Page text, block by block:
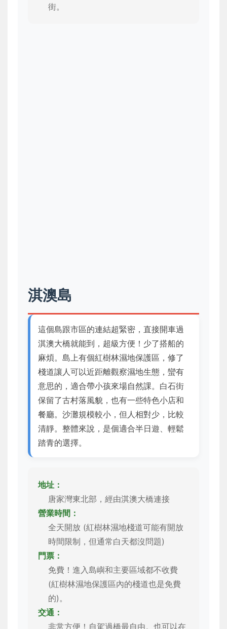
街。
淇澳島
這個島跟市區的連結超緊密，直接開車過
淇澳大橋就能到，超級方便！少了搭船的
麻煩。島上有個紅樹林濕地保護區，修了
棧道讓人可以近距離觀察濕地生態，蠻有
意思的，適合帶小孩來場自然課。白石街
保留了古村落風貌，也有一些特色小店和
餐廳。沙灘規模較小，但人相對少，比較
清靜。整體來說，是個適合半日遊、輕鬆
踏青的選擇。
地址：
唐家灣東北部，經由淇澳大橋連接
營業時間：
全天開放 (紅樹林濕地棧道可能有開放
時間限制，但通常白天都沒問題)
門票：
免費！進入島嶼和主要區域都不收費
(紅樹林濕地保護區內的棧道也是免費
的)。
交通：
非常方便！自駕過橋最自由。也可以在